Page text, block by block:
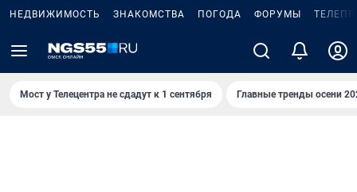
НЕДВИЖИМОСТЬ ЗНАКОМСТВА ПОГОДА ФОРУМЫ
Мост у Телецентра не сдадут к 1 сентября Главные тренды осени